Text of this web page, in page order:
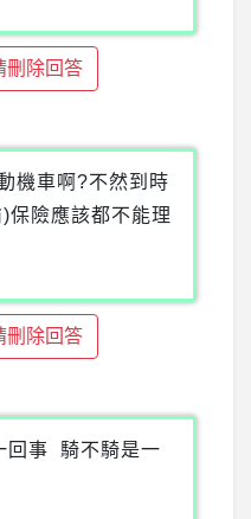
刪除回答
機車啊?不然到時
保險應該都不能理
刪除回答
回事 騎不騎是一